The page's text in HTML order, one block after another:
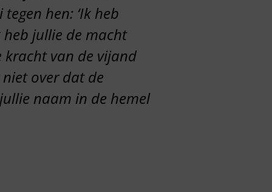
hen: ‘Ik heb
heb jullie de macht
kracht van de vijand
over dat de
naam in de hemel